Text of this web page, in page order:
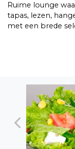
Ruime lounge
tapas, lezen,
met een brede